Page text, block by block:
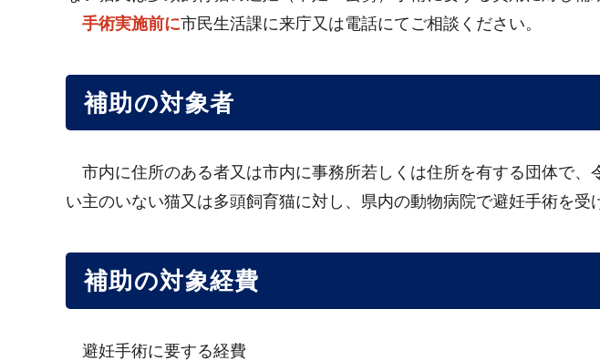
手術実施前に市民生活課に来庁又は電話にてご相談ください。
補助の対象者
市内に住所のある者又は市内に事務所若しくは住所を有する団体で、
い主のいない猫又は多頭飼育猫に対し、県内の動物病院で避妊手術を受
補助の対象経費
避妊手術に要する経費